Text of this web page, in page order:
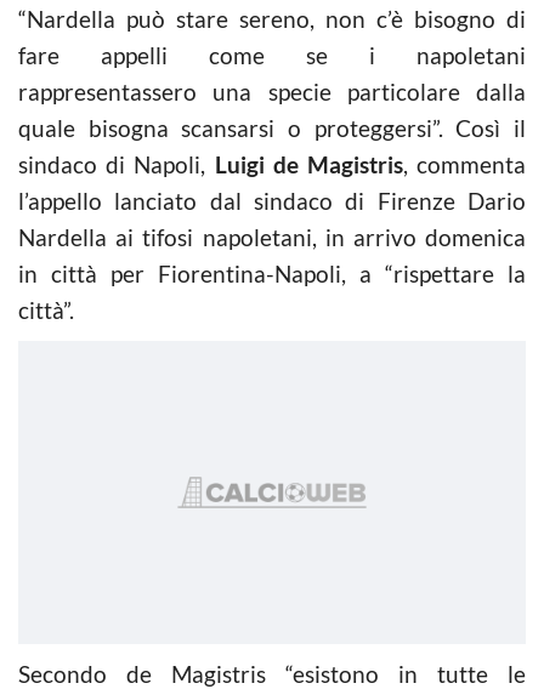
“Nardella può stare sereno, non c’è bisogno di
fare appelli come se i napoletani
rappresentassero una specie particolare dalla
quale bisogna scansarsi o proteggersi”. Così il
sindaco di Napoli, Luigi de Magistris, commenta
l’appello lanciato dal sindaco di Firenze Dario
Nardella ai tifosi napoletani, in arrivo domenica
in città per Fiorentina-Napoli, a “rispettare la
città”.
Secondo de Magistris “esistono in tutte le